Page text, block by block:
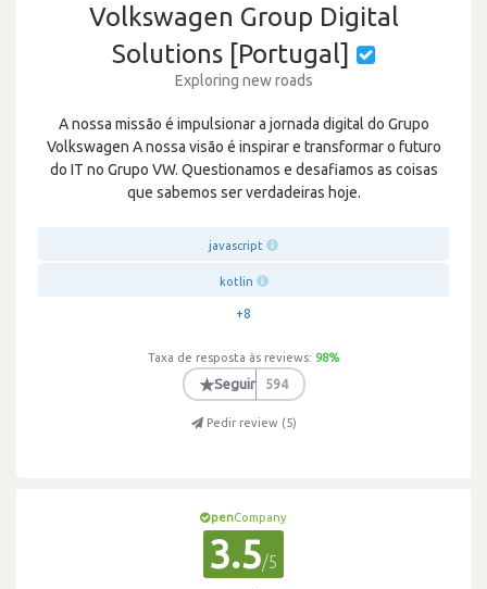
Volkswagen Group Digital
Solutions [Portugal]
Exploring new roads
A nossa missão é impulsionar a jornada digital do Grupo
Volkswagen A nossa visão é inspirar e transformar o futuro
do IT no Grupo VW. Questionamos e desafiamos as coisas
que sabemos ser verdadeiras hoje.
javascript
kotlin
+8
Taxa de resposta às reviews: 98%
★Seguir 594
Pedir review (5)
penCompany
3.5/5